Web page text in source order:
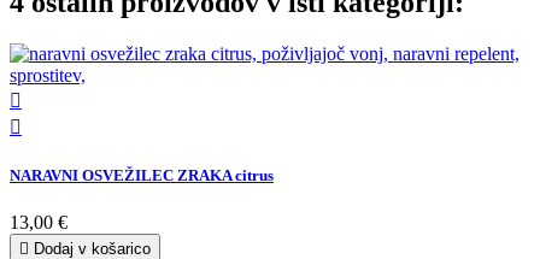


NARAVNI OSVEŽILEC ZRAKA citrus
13,00 €
 Dodaj v košarico